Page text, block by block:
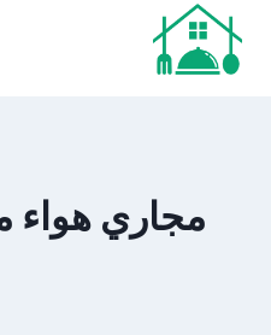
التجاوز
المحتوى
مجاري هواء